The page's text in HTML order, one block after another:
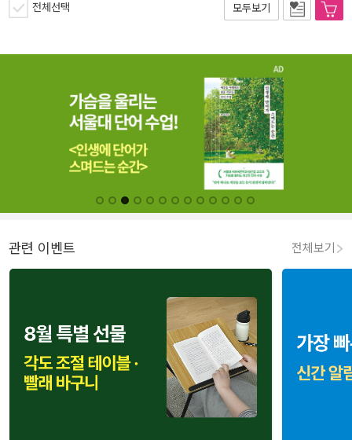
전체선택 모두보기
관련 이벤트 전체보기